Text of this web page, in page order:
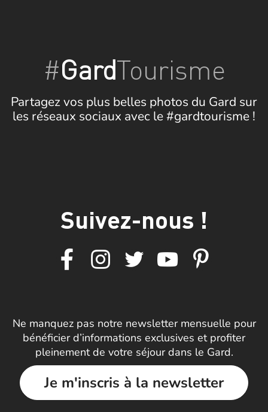
#GardTourisme
Partagez vos plus belles photos du Gard sur
les réseaux sociaux avec le #gardtourisme !
Suivez-nous !
Ne manquez pas notre newsletter mensuelle pour
bénéficier d’informations exclusives et profiter
pleinement de votre séjour dans le Gard.
Je m'inscris à la newsletter